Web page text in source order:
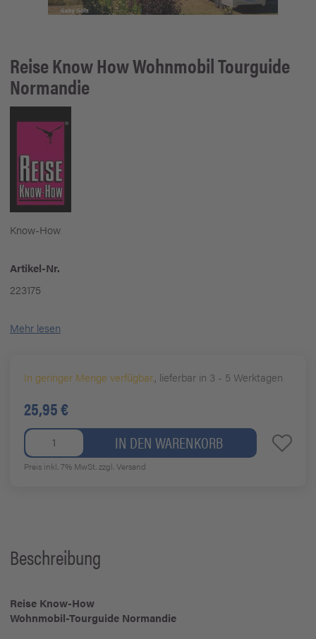
Reise Know HowWohnmobil Tourguide
Normandie
Know-How
Artikel-Nr.
223175
Mehr lesen
In geringer Menge verfügbar., lieferbar in 3 - 5 Werktagen
25,95 €
IN DEN WARENKORB
Preis inkl. 7% MwSt.zzgl. Versand
Beschreibung
Reise Know-How
Wohnmobil-Tourguide Normandie